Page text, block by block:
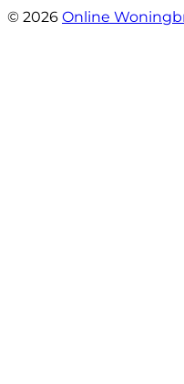
© 2026 Online